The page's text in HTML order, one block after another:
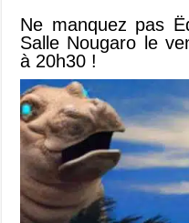
Ne manquez pas
Salle Nougaro le
à 20h30 !